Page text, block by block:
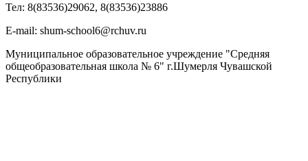
Тел: 8(83536)29062, 8(83536)23886
Е-mail: shum-school6@rchuv.ru
Муниципальное образовательное учреждение "Средняя
общеобразовательная школа № 6" г.Шумерля Чувашской
Республики